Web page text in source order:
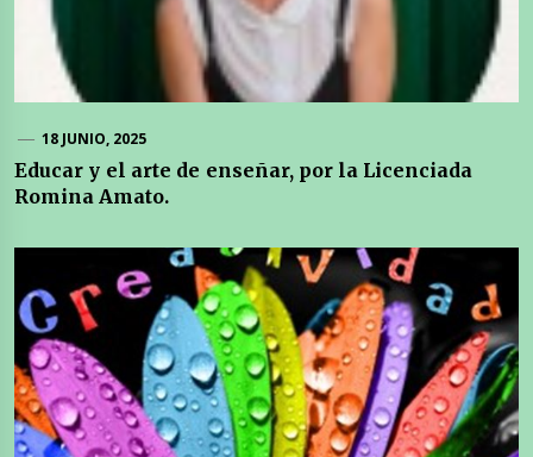
18 JUNIO, 2025
Educar y el arte de enseñar, por la Licenciada
Romina Amato.